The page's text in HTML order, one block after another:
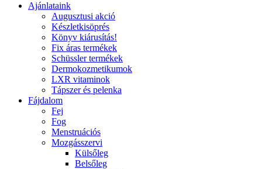
Ajánlataink
Augusztusi akció
Készletkisöprés
Könyv kiárusítás!
Fix áras termékek
Schüssler termékek
Dermokozmetikumok
LXR vitaminok
Tápszer és pelenka
Fájdalom
Fej
Fog
Menstruációs
Mozgásszervi
Külsőleg
Belsőleg